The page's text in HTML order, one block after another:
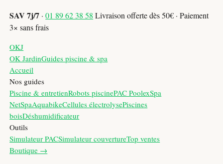
SAV 7j/7 ·01 89 62 38 58 Livraison offerte dès 50€ · Paiement
3× sans frais
OKJ
OK JardinGuides piscine & spa
Accueil
Nos guides
Piscine & entretienRobots piscinePAC PoolexSpa
NetSpaAquabikeCellules électrolysePiscines
boisDéshumidificateur
Outils
Simulateur PACSimulateur couvertureTop ventes
Boutique →